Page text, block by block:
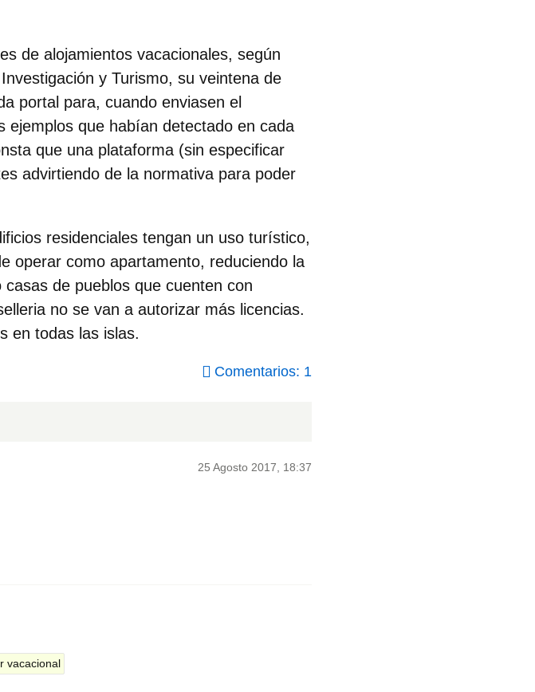
de alojamientos vacacionales, según
y Turismo, su veintena de
portal para, cuando enviasen el
ejemplos que habían detectado en cada
que una plataforma (sin especificar
advirtiendo de la normativa para poder
residenciales tengan un uso turístico,
operar como apartamento, reduciendo la
de pueblos que cuenten con
no se van a autorizar más licencias.
en todas las islas.
Comentarios: 1
25 Agosto 2017, 18:37
vacacional